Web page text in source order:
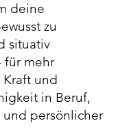
deine
zu
situativ
für mehr
und
in Beruf,
persönlicher